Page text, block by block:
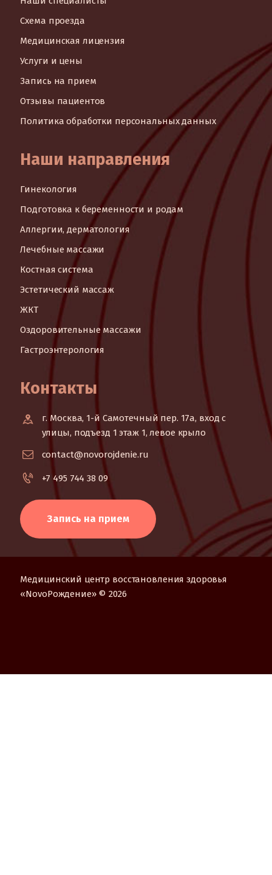
Схема проезда
Медицинская лицензия
Услуги и цены
Запись на прием
Отзывы пациентов
Политика обработки персональных данных
Наши направления
Гинекология
Подготовка к беременности и родам
Аллергии, дерматология
Лечебные массажи
Костная система
Эстетический массаж
ЖКТ
Оздоровительные массажи
Гастроэнтерология
Контакты
г. Москва, 1-й Самотечный пер. 17а, вход с
улицы, подъезд 1 этаж 1, левое крыло
contact@novorojdenie.ru
+7 495 744 38 09
Запись на прием
Медицинский центр восстановления здоровья
«NovoРождение» © 2026